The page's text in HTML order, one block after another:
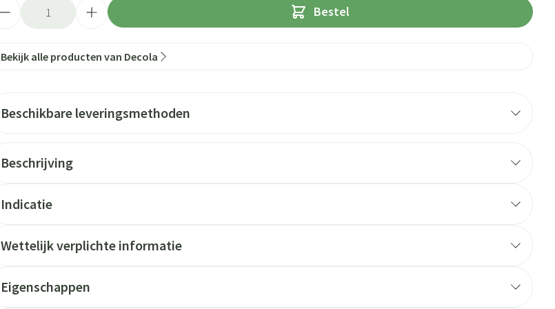
Bestel
Bekijk alle producten van Decola
Beschikbare leveringsmethoden
Beschrijving
Indicatie
Wettelijk verplichte informatie
Eigenschappen